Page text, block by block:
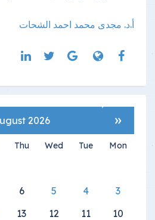
أ.د. مجدى محمد احمد الشحات
«
2026
Mon
Tue
Wed
Thu
3
4
5
6
10
11
12
13